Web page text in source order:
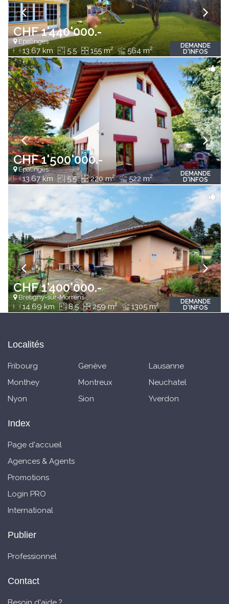
CHF 1'440'000.-
Epalinges
13.67 km 5.5 155 m2 564 m2
DEMANDE
D'INFOS
CHF 1'500'000.-
Epalinges
13.67 km 5.5 220 m2 522 m2
DEMANDE
D'INFOS
CHF 1'400'000.-
Bretigny-sur-Morrens
14.69 km 8.5 259 m2 1305 m2
DEMANDE
D'INFOS
Localités
Fribourg Genève
Lausanne
Monthey
Montreux
Neuchatel
Nyon
Sion Yverdon
Index
Page d'accueil
Agences & Agents
Promotions
Login PRO
International
Publier
Professionnel
Contact